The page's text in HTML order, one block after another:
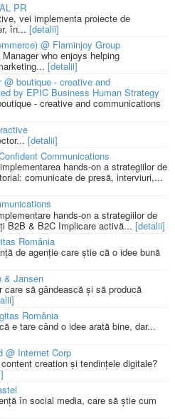
PR
vei implementa proiecte de
în... [detalii]
@ Flaminjoy Group
who enjoys helping
[detalii]
boutique - creative and
by EPIC Business Human Strategy
- creative and communications
[detalii]
Communications
hands-on a strategiilor de
comunicate de presă, interviuri,...
hands-on a strategiilor de
B2B & B2C Implicare activă... [detalii]
România
de agenție care știe că o idee bună
& Jansen
care să gândească și să producă
România
e tare când o idee arată bine, dar...
@ Internet Corp
creation și tendințele digitale?
în social media, care să știe cum